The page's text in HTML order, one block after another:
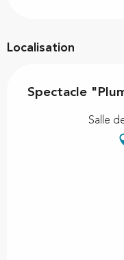
Localisation
Spectacle
Salle